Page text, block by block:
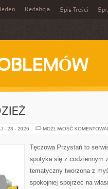
Jeden Redakcja Spis Treści
- 23 - 2026 MOŻLIWOŚĆ
Tęczowa Przystań to
spotyka się z codziennym
tematyczny tworzona z
spokojniej spojrzeć na